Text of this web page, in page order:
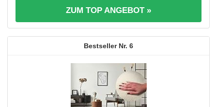
ZUM TOP ANGEBOT »
6